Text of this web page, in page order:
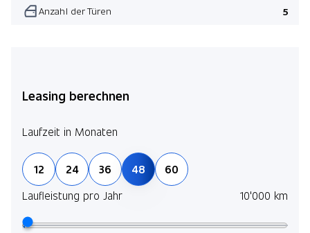
Anzahl der Türen 5
Leasing berechnen
Laufzeit in Monaten
12 24 36 48
60
Laufleistung pro Jahr
10'000 km